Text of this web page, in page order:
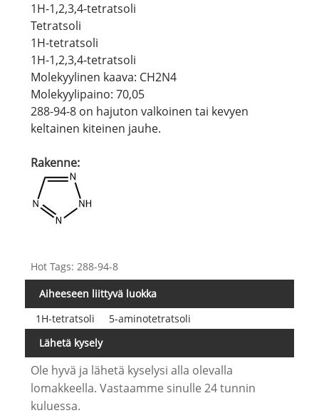
1H-1,2,3,4-tetratsoli
Tetratsoli
1H-tetratsoli
1H-1,2,3,4-tetratsoli
Molekyylinen kaava: CH2N4
Molekyylipaino: 70,05
288-94-8 on hajuton valkoinen tai kevyen
keltainen kiteinen jauhe.
Rakenne:
Hot Tags: 288-94-8
Aiheeseen liittyvä luokka
1H-tetratsoli
5-aminotetratsoli
Lähetä kysely
Ole hyvä ja lähetä kyselysi alla olevalla
lomakkeella. Vastaamme sinulle 24 tunnin
kuluessa.